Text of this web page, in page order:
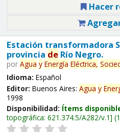
Hacer
Estación transformadora
provincia deRío Negro.
por Agua y Energía Eléctrica,
Idioma: Español
Editor: Buenos Aires: Agua y
1998
Disponibilidad: Ítems
topográfica: 621.374.5/A282/v.1